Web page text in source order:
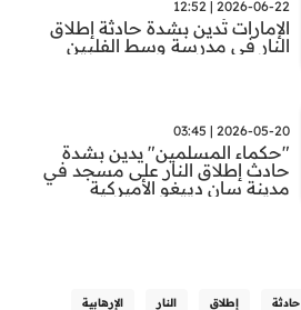
2026-06-22 | 12:52
الإمارات تُدين بشدة حادثة إطلاق
النار في مدرسة وسط الفلبين
2026-05-20 | 03:45
"حكماء المسلمين" يدين بشدة
حادث إطلاق النار على مسجد في
مدينة سان دييغو الأميركية
حادثة إطلاق النار الإرهابية